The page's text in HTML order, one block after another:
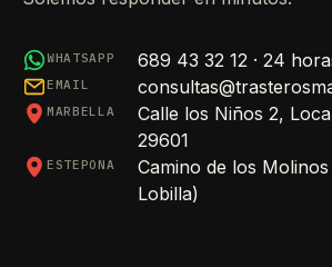
WHATSAPP 689 43 32 12 · 24
EMAIL
MARBELLA
Calle los Niños 2,
29601
ESTEPONA
Camino de los
Lobilla)